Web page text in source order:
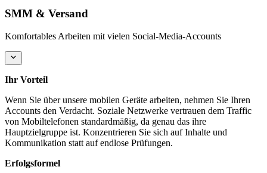
SMM & Versand
Komfortables Arbeiten mit vielen Social-Media-Accounts
Ihr Vorteil
Wenn Sie über unsere mobilen Geräte arbeiten, nehmen Sie Ihren
Accounts den Verdacht. Soziale Netzwerke vertrauen dem Traffic
von Mobiltelefonen standardmäßig, da genau das ihre
Hauptzielgruppe ist. Konzentrieren Sie sich auf Inhalte und
Kommunikation statt auf endlose Prüfungen.
Erfolgsformel